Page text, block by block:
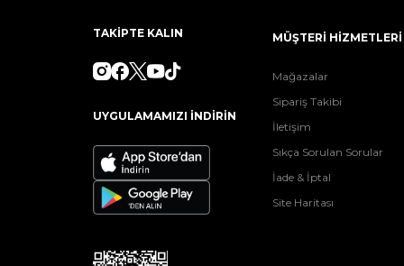
TAKİPTE KALIN
UYGULAMAMIZI İNDİRİN
MÜŞTERİ HİZMETLERİ
Mağazalar
Sipariş Takibi
İletişim
Sıkça Sorulan Sorular
İade & İptal
Site Haritası